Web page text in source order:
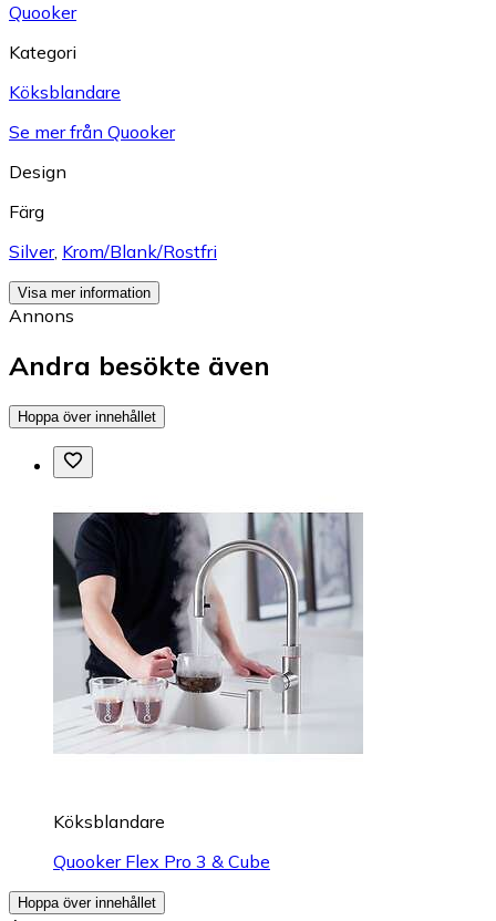
Quooker
Kategori
Köksblandare
Se mer från Quooker
Design
Färg
Silver, Krom/Blank/Rostfri
Visa mer information
Annons
Andra besökte även
Hoppa över innehållet
Köksblandare
Quooker Flex Pro 3 & Cube
Hoppa över innehållet